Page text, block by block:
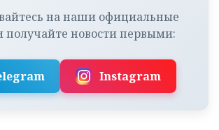
на наши официальные
получайте новости первыми:
Instagram